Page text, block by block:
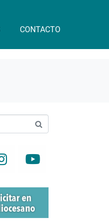
CONTACTO